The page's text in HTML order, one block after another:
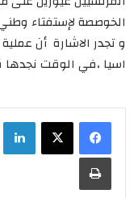
الخوصصة لإستفتاء
و تجدر الاشارة أن
اسيا ،في الوقت نجدها
طباعة